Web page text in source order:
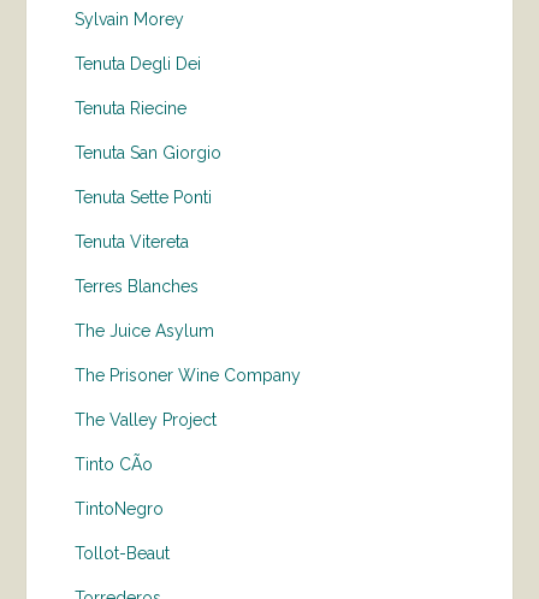
Sylvain Morey
Tenuta Degli Dei
Tenuta Riecine
Tenuta San Giorgio
Tenuta Sette Ponti
Tenuta Vitereta
Terres Blanches
The Juice Asylum
The Prisoner Wine Company
The Valley Project
Tinto CÃo
TintoNegro
Tollot-Beaut